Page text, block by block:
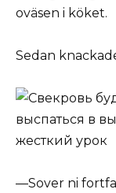
oväsen i köket.
Sedan
—Sover ni